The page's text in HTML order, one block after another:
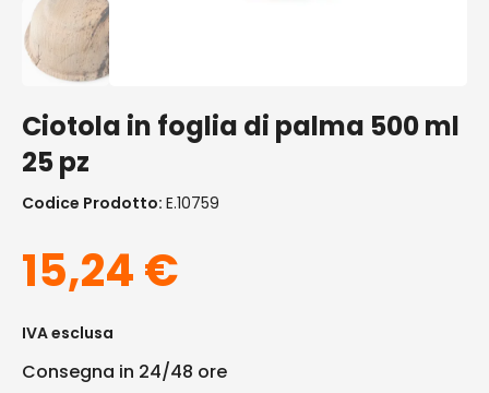
Ciotola in foglia di palma 500 ml
25 pz
Codice Prodotto: E.10759
15,24€
IVA esclusa
Consegna in 24/48 ore